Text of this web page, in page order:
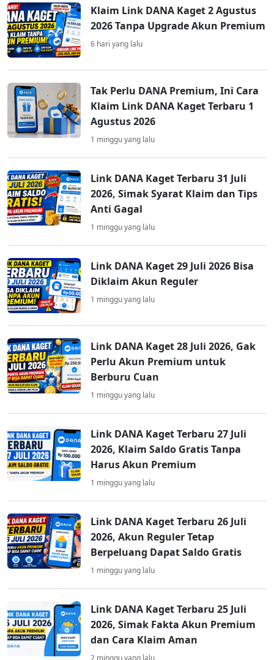
Klaim Link DANA Kaget 2 Agustus
2026 Tanpa Upgrade Akun Premium
6 hari yang lalu
Tak Perlu DANA Premium, Ini Cara
Klaim Link DANA Kaget Terbaru 1
Agustus 2026
1 minggu yang lalu
Link DANA Kaget Terbaru 31 Juli
2026, Simak Syarat Klaim dan Tips
Anti Gagal
1 minggu yang lalu
Link DANA Kaget 29 Juli 2026 Bisa
Diklaim Akun Reguler
1 minggu yang lalu
Link DANA Kaget 28 Juli 2026, Gak
Perlu Akun Premium untuk
Berburu Cuan
1 minggu yang lalu
Link DANA Kaget Terbaru 27 Juli
2026, Klaim Saldo Gratis Tanpa
Harus Akun Premium
1 minggu yang lalu
Link DANA Kaget Terbaru 26 Juli
2026, Akun Reguler Tetap
Berpeluang Dapat Saldo Gratis
1 minggu yang lalu
Link DANA Kaget Terbaru 25 Juli
2026, Simak Fakta Akun Premium
dan Cara Klaim Aman